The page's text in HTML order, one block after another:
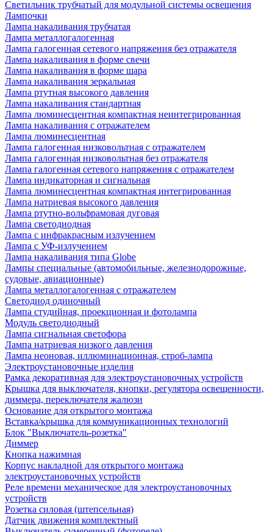
Светильник трубчатый для модульной системы освещения
Лампочки
Лампа накаливания трубчатая
Лампа металлогалогенная
Лампа галогенная сетевого напряжения без отражателя
Лампа накаливания в форме свечи
Лампа накаливания в форме шара
Лампа накаливания зеркальная
Лампа ртутная высокого давления
Лампа накаливания стандартная
Лампа люминесцентная компактная неинтегрированная
Лампа накаливания с отражателем
Лампа люминесцентная
Лампа галогенная низковольтная с отражателем
Лампа галогенная низковольтная без отражателя
Лампа галогенная сетевого напряжения с отражателем
Лампа индикаторная и сигнальная
Лампа люминесцентная компактная интегрированная
Лампа натриевая высокого давления
Лампа ртутно-вольфрамовая дуговая
Лампа светодиодная
Лампа с инфракрасным излучением
Лампа с УФ-излучением
Лампа накаливания типа Globe
Лампы специальные (автомобильные, железнодорожные,
судовые, авиационные)
Лампа металлогалогенная с отражателем
Светодиод одиночный
Лампа студийная, проекционная и фотолампа
Модуль светодиодный
Лампа сигнальная светофора
Лампа натриевая низкого давления
Лампа неоновая, иллюминационная, строб-лампа
Электроустановочные изделия
Рамка декоративная для электроустановочных устройств
Крышка для выключателя, кнопки, регулятора освещенности,
диммера, переключателя жалюзи
Основание для открытого монтажа
Вставка/крышка для коммуникационных технологий
Блок "Выключатель-розетка"
Диммер
Кнопка нажимная
Корпус накладной для открытого монтажа
электроустановочных устройств
Реле времени механическое для электроустановочных
устройств
Розетка силовая (штепсельная)
Датчик движения комплектный